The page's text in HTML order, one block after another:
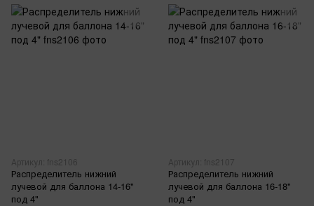
Артикул: fns2106
Распределитель нижний
лучевой для баллона 14-16"
под 4"
Артикул: fns2107
Распределитель нижний
лучевой для баллона 16-18"
под 4"